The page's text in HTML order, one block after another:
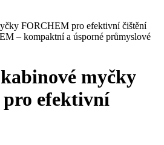
– kompaktní a úsporné průmyslové
myčky
efektivní